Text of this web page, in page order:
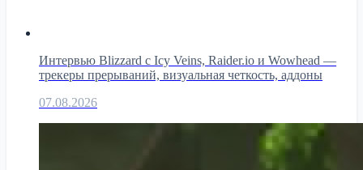
Интервью Blizzard с Icy Veins, Raider.io и Wowhead —
трекеры прерываний, визуальная четкость, аддоны
07.08.2026